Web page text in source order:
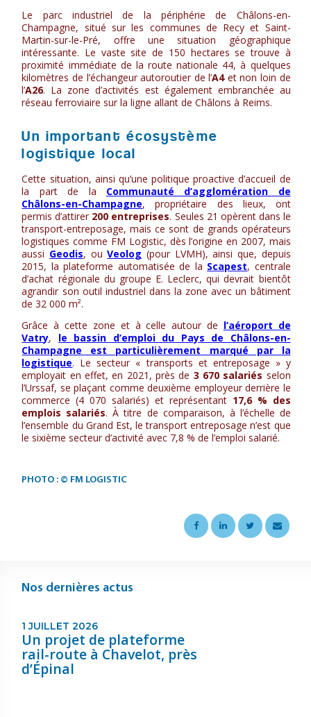
Le parc industriel de la périphérie de Châlons-en-
Champagne, situé sur les communes de Recy et Saint-
Martin-sur-le-Pré, offre une situation géographique
intéressante. Le vaste site de 150 hectares se trouve à
proximité immédiate de la route nationale 44, à quelques
kilomètres de l’échangeur autoroutier de l’A4et non loin de
l’A26. La zone d’activités est également embranchée au
réseau ferroviaire sur la ligne allant de Châlons à Reims.
Un important écosystème
logistique local
Cette situation, ainsi qu’une politique proactive d’accueil de
la part de la Communauté d’agglomération de
Châlons-en-Champagne, propriétaire des lieux, ont
permis d’attirer 200 entreprises. Seules 21 opèrent dans le
transport-entreposage, mais ce sont de grands opérateurs
logistiques comme FM Logistic, dès l’origine en 2007, mais
aussi Geodis, ouVeolog (pour LVMH), ainsi que, depuis
2015, la plateforme automatisée de la Scapest, centrale
d’achat régionale du groupe E. Leclerc, qui devrait bientôt
agrandir son outil industriel dans la zone avec un bâtiment
de 32 000 m².
Grâce à cette zone et à celle autour de l’aéroport de
Vatry, le bassin d’emploi du Pays de Châlons-en-
Champagne est particulièrement marqué par la
logistique. Le secteur « transports et entreposage » y
employait en effet, en 2021, près de 3 670 salariés selon
l’Urssaf, se plaçant comme deuxième employeur derrière le
commerce (4 070 salariés) et représentant 17,6 % des
emplois salariés. À titre de comparaison, à l’échelle de
l’ensemble du Grand Est, le transport entreposage n’est que
le sixième secteur d’activité avec 7,8 % de l’emploi salarié.
PHOTO : © FM LOGISTIC
Nos dernières actus
1 JUILLET 2026
Un projet de plateforme
rail-route à Chavelot, près
d’Épinal